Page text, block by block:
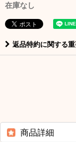
在庫なし
返品特約に関する
商品詳細